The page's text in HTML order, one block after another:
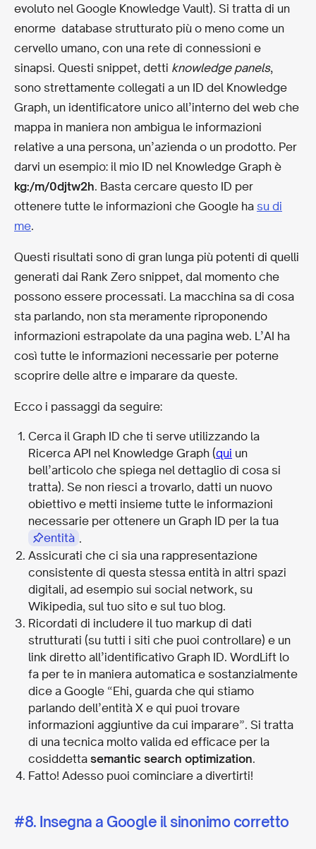
evoluto nel Google Knowledge Vault). Si tratta di un
enorme database strutturato più o meno come un
cervello umano, con una rete di connessioni e
sinapsi. Questi snippet, detti knowledge panels,
sono strettamente collegati a un ID del Knowledge
Graph, un identificatore unico all’interno del web che
mappa in maniera non ambigua le informazioni
relative a una persona, un’azienda o un prodotto. Per
darvi un esempio: il mio ID nel Knowledge Graph è
kg:/m/0djtw2h. Basta cercare questo ID per
ottenere tutte le informazioni che Google ha su di
me.
Questi risultati sono di gran lunga più potenti di quelli
generati dai Rank Zero snippet, dal momento che
possono essere processati. La macchina sa di cosa
sta parlando, non sta meramente riproponendo
informazioni estrapolate da una pagina web. L’AI ha
così tutte le informazioni necessarie per poterne
scoprire delle altre e imparare da queste.
Ecco i passaggi da seguire:
Cerca il Graph ID che ti serve utilizzando la
Ricerca API nel Knowledge Graph (qui un
bell’articolo che spiega nel dettaglio di cosa si
tratta). Se non riesci a trovarlo, datti un nuovo
obiettivo e metti insieme tutte le informazioni
necessarie per ottenere un Graph ID per la tua
entità .
Assicurati che ci sia una rappresentazione
consistente di questa stessa entità in altri spazi
digitali, ad esempio sui social network, su
Wikipedia, sul tuo sito e sul tuo blog.
Ricordati di includere il tuo markup di dati
strutturati (su tutti i siti che puoi controllare) e un
link diretto all’identificativo Graph ID. WordLift lo
fa per te in maniera automatica e sostanzialmente
dice a Google “Ehi, guarda che qui stiamo
parlando dell’entità X e qui puoi trovare
informazioni aggiuntive da cui imparare”. Si tratta
di una tecnica molto valida ed efficace per la
cosiddetta semantic search optimization.
Fatto! Adesso puoi cominciare a divertirti!
#8. Insegna a Google il sinonimo corretto